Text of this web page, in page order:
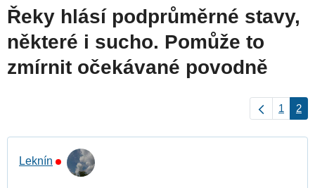
Řeky hlásí podprůměrné stavy,
některé i sucho. Pomůže to
zmírnit očekávané povodně
1 2
Leknín